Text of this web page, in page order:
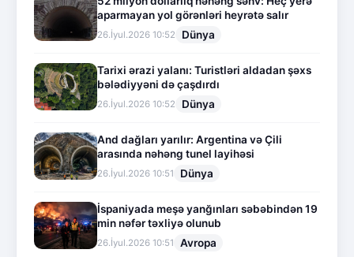
aparmayan yol görənləri heyrətə salır
26.İyul.2026 10:52 Dünya
Tarixi ərazi yalanı: Turistləri aldadan şəxs
bələdiyyəni də çaşdırdı
26.İyul.2026 10:52 Dünya
And dağları yarılır: Argentina və Çili
arasında nəhəng tunel layihəsi
26.İyul.2026 10:51 Dünya
İspaniyada meşə yanğınları səbəbindən 19
min nəfər təxliyə olunub
26.İyul.2026 10:51 Avropa